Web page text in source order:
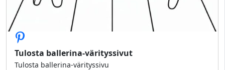
Tulosta ballerina-värityssivut
Tulosta ballerina-värityssivu